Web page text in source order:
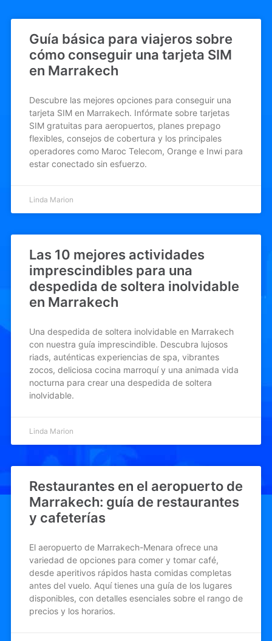
Guía básica para viajeros sobre
cómo conseguir una tarjeta SIM
en Marrakech
Descubre las mejores opciones para conseguir una
tarjeta SIM en Marrakech. Infórmate sobre tarjetas
SIM gratuitas para aeropuertos, planes prepago
flexibles, consejos de cobertura y los principales
operadores como Maroc Telecom, Orange e Inwi para
estar conectado sin esfuerzo.
Linda Marion
Las 10 mejores actividades
imprescindibles para una
despedida de soltera inolvidable
en Marrakech
Una despedida de soltera inolvidable en Marrakech
con nuestra guía imprescindible. Descubra lujosos
riads, auténticas experiencias de spa, vibrantes
zocos, deliciosa cocina marroquí y una animada vida
nocturna para crear una despedida de soltera
inolvidable.
Linda Marion
Restaurantes en el aeropuerto de
Marrakech: guía de restaurantes
y cafeterías
El aeropuerto de Marrakech-Menara ofrece una
variedad de opciones para comer y tomar café,
desde aperitivos rápidos hasta comidas completas
antes del vuelo. Aquí tienes una guía de los lugares
disponibles, con detalles esenciales sobre el rango de
precios y los horarios.